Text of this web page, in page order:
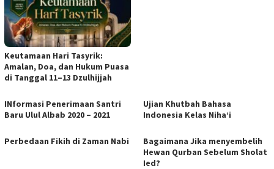
Keutamaan Hari Tasyrik:
Amalan, Doa, dan Hukum Puasa
di Tanggal 11–13 Dzulhijjah
INformasi Penerimaan Santri
Baru Ulul Albab 2020 – 2021
Ujian Khutbah Bahasa
Indonesia Kelas Niha’i
Perbedaan Fikih di Zaman Nabi
Bagaimana Jika menyembelih
Hewan Qurban Sebelum Sholat
Ied?